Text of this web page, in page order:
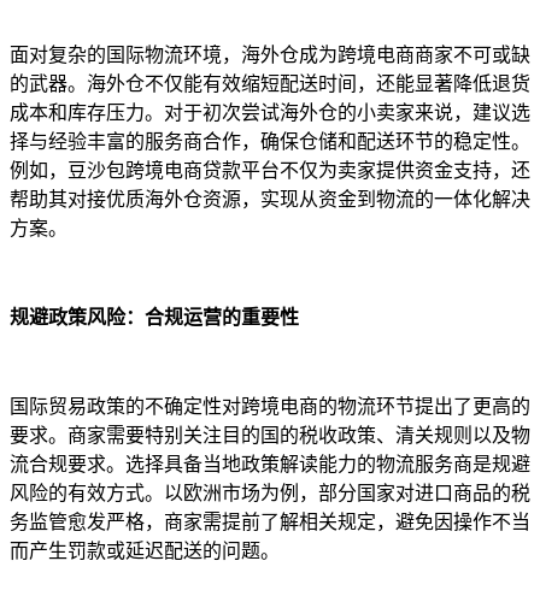
面对复杂的国际物流环境，海外仓成为跨境电商商家不可或缺
的武器。海外仓不仅能有效缩短配送时间，还能显著降低退货
成本和库存压力。对于初次尝试海外仓的小卖家来说，建议选
择与经验丰富的服务商合作，确保仓储和配送环节的稳定性。
例如，豆沙包跨境电商贷款平台不仅为卖家提供资金支持，还
帮助其对接优质海外仓资源，实现从资金到物流的一体化解决
方案。
规避政策风险：合规运营的重要性
国际贸易政策的不确定性对跨境电商的物流环节提出了更高的
要求。商家需要特别关注目的国的税收政策、清关规则以及物
流合规要求。选择具备当地政策解读能力的物流服务商是规避
风险的有效方式。以欧洲市场为例，部分国家对进口商品的税
务监管愈发严格，商家需提前了解相关规定，避免因操作不当
而产生罚款或延迟配送的问题。